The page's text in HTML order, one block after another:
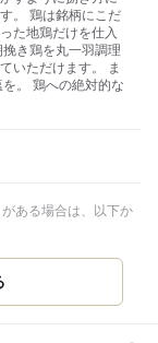
。 鶏は銘柄にこだ
た地鶏だけを仕入
き鶏を丸一羽調理
いただけます。 ま
。 鶏への絶対的な
ある場合は、以下か